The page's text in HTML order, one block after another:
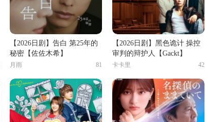
【2026日剧】告白 第25年的
秘密【佐佐木希】
81
月雨
【2026日剧】黑色诡计 操控
审判的辩护人【Gackt】
42
卡卡里